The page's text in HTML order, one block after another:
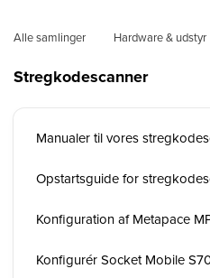
Alle samlinger Hardware & udstyr
Stregkodescanner
Manualer til vores
Opstartsguide for
Konfiguration af Metapace
Konfigurér Socket Mobile